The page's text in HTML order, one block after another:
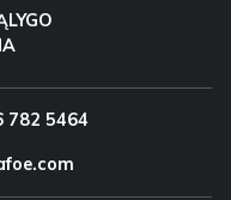
782 5464